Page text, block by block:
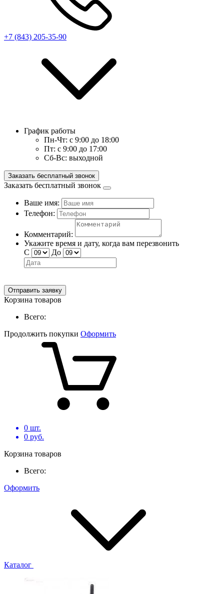
+7 (843) 205-35-90
График работы
Пн-Чт: с 9:00 до 18:00
Пт: с 9:00 до 17:00
Сб-Вс: выходной
Заказать бесплатный звонок
Заказать бесплатный звонок
Ваше имя:
Телефон:
Комментарий:
Укажите время и дату, когда вам перезвонить
С
До
Отправить заявку
Корзина товаров
Всего:
Продолжить покупки Оформить
0 шт.
0 руб.
Корзина товаров
Всего:
Оформить
Каталог